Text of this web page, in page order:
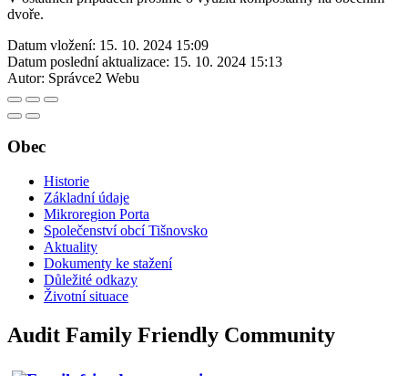
dvoře.
Datum vložení: 15. 10. 2024 15:09
Datum poslední aktualizace: 15. 10. 2024 15:13
Autor: Správce2 Webu
Obec
Historie
Základní údaje
Mikroregion Porta
Společenství obcí Tišnovsko
Aktuality
Dokumenty ke stažení
Důležité odkazy
Životní situace
Audit Family Friendly Community